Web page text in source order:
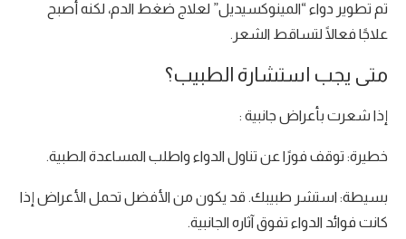
تم تطوير دواء “المينوكسيديل” لعلاج ضغط الدم، لكنه أصبح
علاجًا فعالًا لتساقط الشعر.
متى يجب استشارة الطبيب؟
إذا شعرت بأعراض جانبية :
خطيرة: توقف فورًا عن تناول الدواء واطلب المساعدة الطبية.
بسيطة: استشر طبيبك. قد يكون من الأفضل تحمل الأعراض إذا
كانت فوائد الدواء تفوق آثاره الجانبية.